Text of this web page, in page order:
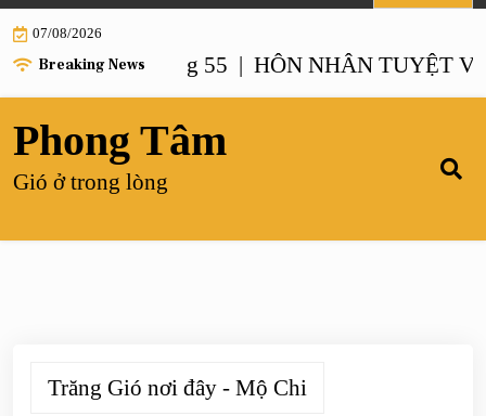
to
content
07/08/2026
Breaking News
– Chương 55 | HÔN NHÂN TUYỆT VỜI
Phong Tâm
Gió ở trong lòng
Trăng Gió nơi đây - Mộ Chi